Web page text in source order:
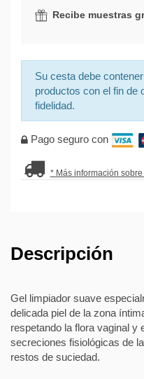
Recibe muestras
Su cesta debe
productos con el fin de
fidelidad.
Pago seguro con
* Más información
Descripción
Gel limpiador suave
delicada piel de la zona
respetando la flora vaginal y
secreciones fisiológicas de
restos de suciedad.